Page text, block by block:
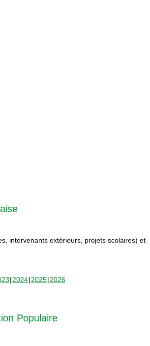
intervenants extérieurs, projets scolaires) et
2024 2025 2026
Populaire